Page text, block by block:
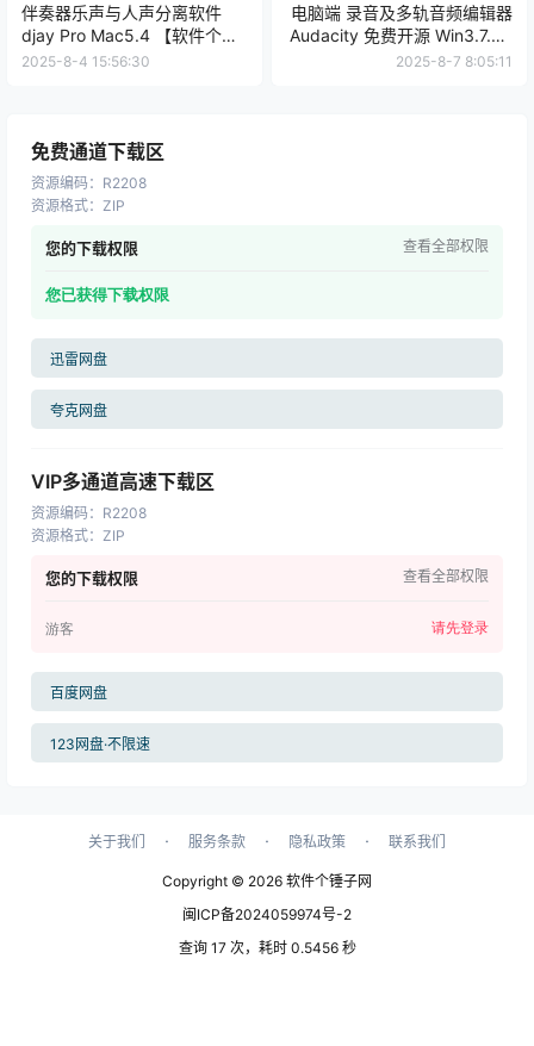
伴奏器乐声与人声分离软件
djay Pro Mac5.4 【软件个锤
子·R4343】
2025-8-4 15:56:30
电脑端 录音及多轨音频编辑器
Audacity 免费开源 Win3.7.5 /
Mac3.7.4【软件个锤子
2025-8-7 8:05:11
免费通道下载区
资源编码： R2208
资源格式： ZIP
您的下载权限 查看全部权限
您已获得下载权限
迅雷网盘
夸克网盘
VIP多通道高速下载区
资源编码： R2208
资源格式： ZIP
您的下载权限 查看全部权限
游客 请先登录
百度网盘
123网盘·不限速
关于我们 · 服务条款 · 隐私政策 · 联系我们
Copyright © 2026 软件个锤子网
闽ICP备2024059974号-2
查询 17 次，耗时 0.5456 秒